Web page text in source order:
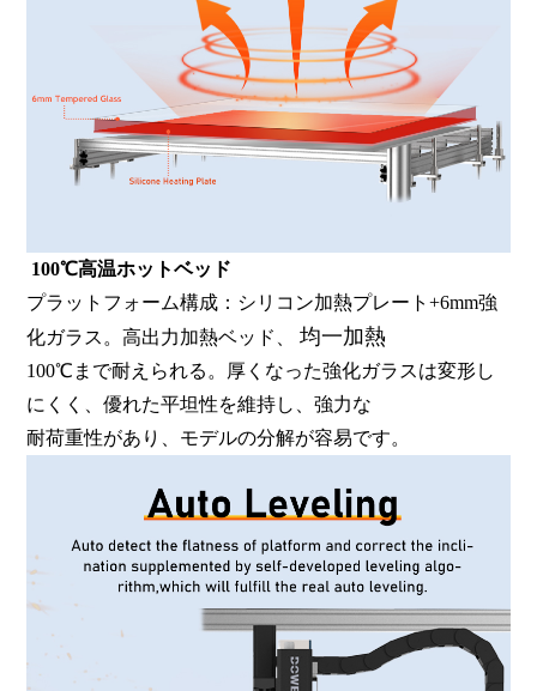
100℃高温ホットベッド
プラットフォーム構成：シリコン加熱プレート+6mm強
化ガラス。高出力加熱ベッド、均一加熱
100℃まで耐えられる。厚くなった強化ガラスは変形し
にくく、優れた平坦性を維持し、強力な
耐荷重性があり、モデルの分解が容易です。